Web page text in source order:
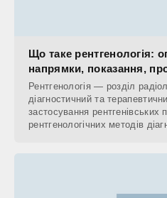
Що таке рентгенологія:
напрямки, показання,
Рентгенологія — розділ
діагностичний та
застосування рентгенівських
рентгенологічних методів